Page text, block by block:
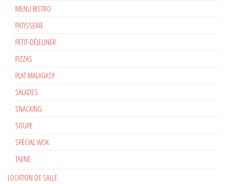
MENU BISTRO
PATISSERIE
PETIT-DÉJEUNER
PIZZAS
PLAT MALAGASY
SALADES
SNACKING
SOUPE
SPÉCIAL WOK
TAJINE
LOCATION DE SALLE